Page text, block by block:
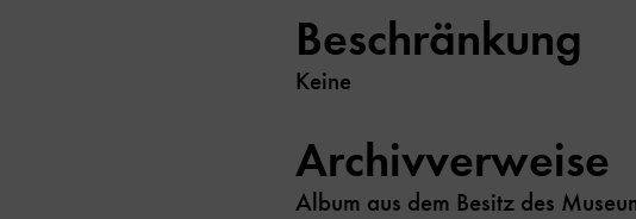
Beschränkung
Keine
Archivverweise
Album aus dem Besitz des